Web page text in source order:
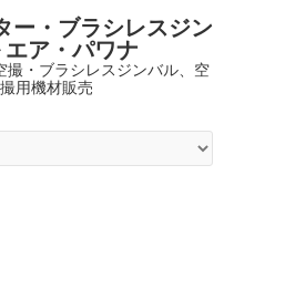
ー・ブラシレスジン
ア・パワナ
撮・ブラシレスジンバル、空
撮用機材販売